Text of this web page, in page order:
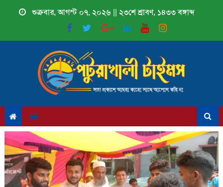
শুক্রবার, আগস্ট ০৭, ২০২৬ || ২৩শে শ্রাবণ, ১৪৩৩ বঙ্গাব্দ